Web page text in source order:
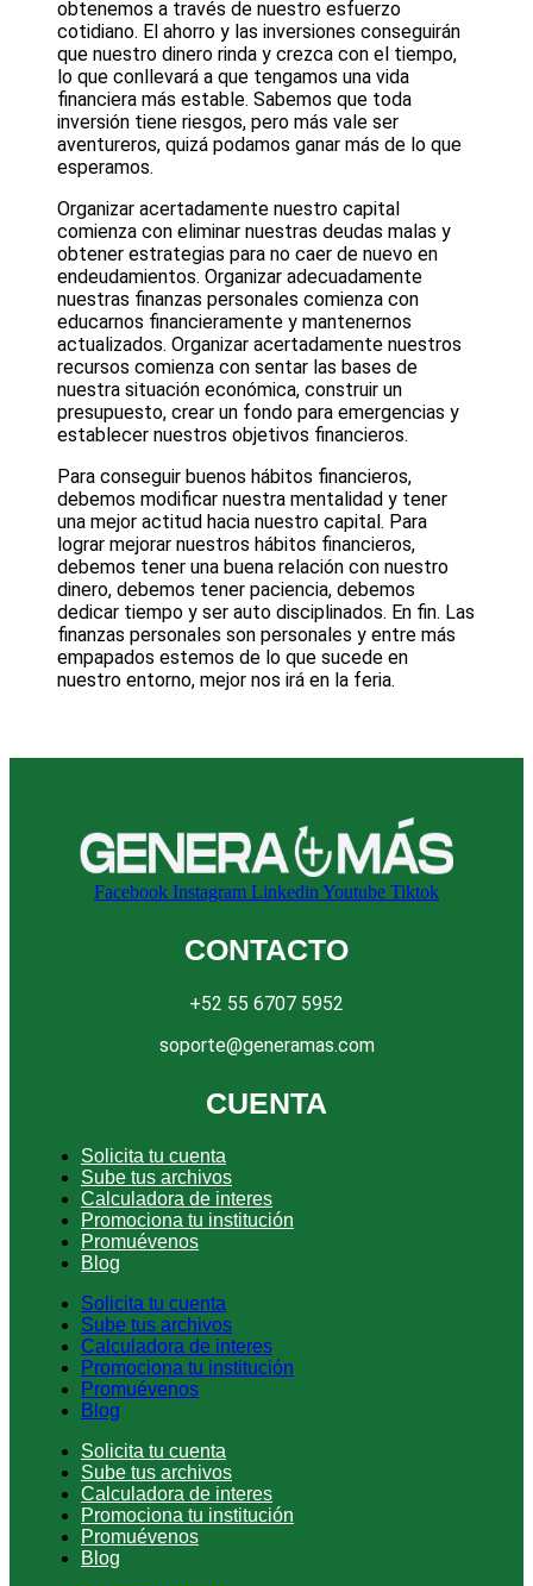
obtenemos a través de nuestro esfuerzo
cotidiano. El ahorro y las inversiones conseguirán
que nuestro dinero rinda y crezca con el tiempo,
lo que conllevará a que tengamos una vida
financiera más estable. Sabemos que toda
inversión tiene riesgos, pero más vale ser
aventureros, quizá podamos ganar más de lo que
esperamos.
Organizar acertadamente nuestro capital
comienza con eliminar nuestras deudas malas y
obtener estrategias para no caer de nuevo en
endeudamientos. Organizar adecuadamente
nuestras finanzas personales comienza con
educarnos financieramente y mantenernos
actualizados. Organizar acertadamente nuestros
recursos comienza con sentar las bases de
nuestra situación económica, construir un
presupuesto, crear un fondo para emergencias y
establecer nuestros objetivos financieros.
Para conseguir buenos hábitos financieros,
debemos modificar nuestra mentalidad y tener
una mejor actitud hacia nuestro capital. Para
lograr mejorar nuestros hábitos financieros,
debemos tener una buena relación con nuestro
dinero, debemos tener paciencia, debemos
dedicar tiempo y ser auto disciplinados. En fin. Las
finanzas personales son personales y entre más
empapados estemos de lo que sucede en
nuestro entorno, mejor nos irá en la feria.
Facebook Instagram LinkedinYoutube Tiktok
CONTACTO
+52 55 6707 5952
soporte@generamas.com
CUENTA
Solicita tu cuenta
Sube tus archivos
Calculadora de interes
Promociona tu institución
Promuévenos
Blog
Solicita tu cuenta
Sube tus archivos
Calculadora de interes
Promociona tu institución
Promuévenos
Blog
Solicita tu cuenta
Sube tus archivos
Calculadora de interes
Promociona tu institución
Promuévenos
Blog